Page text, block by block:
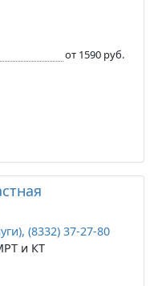
от 1590 руб.
(8332) 37-27-80
и КТ